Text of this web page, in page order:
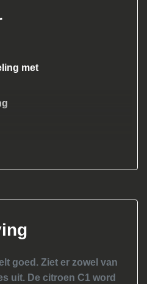
met
goed. Ziet er zowel van
uit. De citroen C1 word